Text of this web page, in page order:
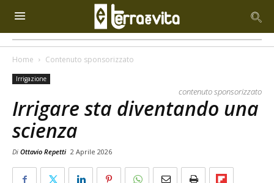
Home Contenuto sponsorizzato
Irrigazione
contenuto sponsorizzato
Irrigare sta diventando una
scienza
Di Ottavio Repetti 2 Aprile 2026